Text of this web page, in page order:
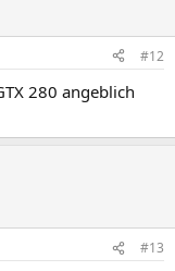
#12
280 angeblich
#13